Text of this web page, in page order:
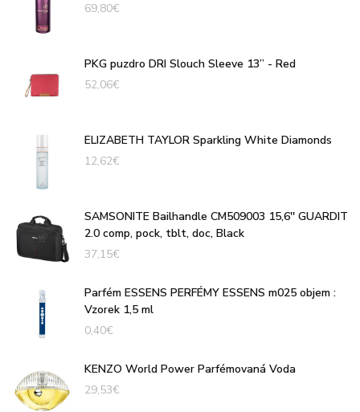
69,80€
PKG puzdro DRI Slouch Sleeve 13” - Red
52,06€
ELIZABETH TAYLOR Sparkling White Diamonds
12,62€
SAMSONITE Bailhandle CM509003 15,6'' GUARDIT
2.0 comp, pock, tblt, doc, Black
37,15€
Parfém ESSENS PERFÉMY ESSENS m025 objem :
Vzorek 1,5 ml
0,40€
KENZO World Power Parfémovaná Voda
29,53€